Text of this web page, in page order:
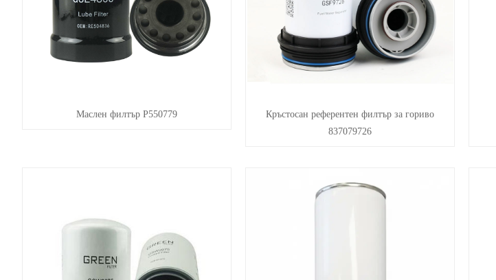
Маслен филтър P550779
Кръстосан референтен филтър за гориво
837079726